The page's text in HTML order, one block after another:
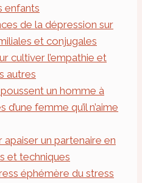
enfants
de la dépression sur
et conjugales
cultiver l’empathie et
autres
un homme à
femme qu’il n’aime
un partenaire en
et techniques
éphémère du stress